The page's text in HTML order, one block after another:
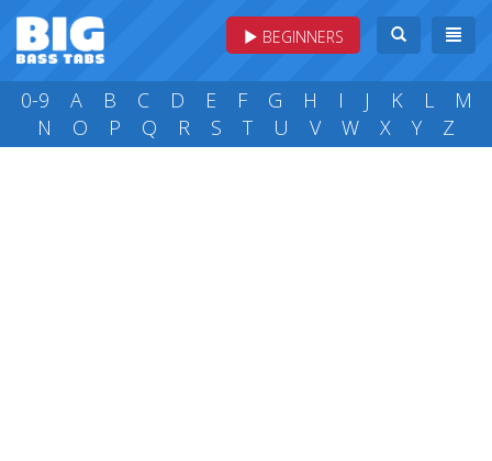
BEGINNERS
0-9 A B C D E F G H I J K L
M
N
O P Q R S T U V W X Y Z